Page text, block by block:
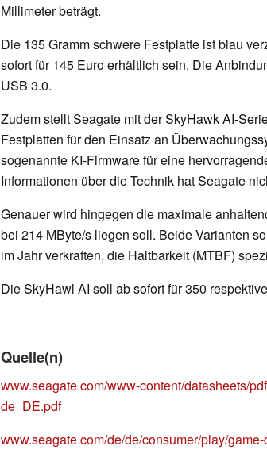
Millimeter beträgt.
Die 135 Gramm schwere Festplatte ist blau
sofort für 145 Euro erhältlich sein. Die
USB 3.0.
Zudem stellt Seagate mit der SkyHawk AI-
Festplatten für den Einsatz an
sogenannte KI-Firmware für eine
Informationen über die Technik hat Seagate
Genauer wird hingegen die maximale
bei 214 MByte/s liegen soll. Beide Varianten
im Jahr verkraften, die Haltbarkeit (MTBF)
Die SkyHawl AI soll ab sofort für 350
Quelle(n)
www.seagate.com/www-content/datasheets/
de_DE.pdf
www.seagate.com/de/de/consumer/play/